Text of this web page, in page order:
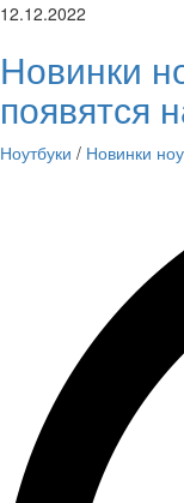
12.12.2022
Новинки
появятся
Ноутбуки / Новинки